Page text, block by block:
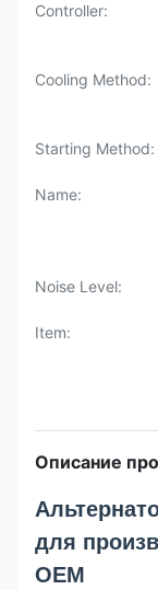
Controller:
Cooling Method:
Starting Method:
Name:
Noise Level:
Item:
Описание
для
OEM